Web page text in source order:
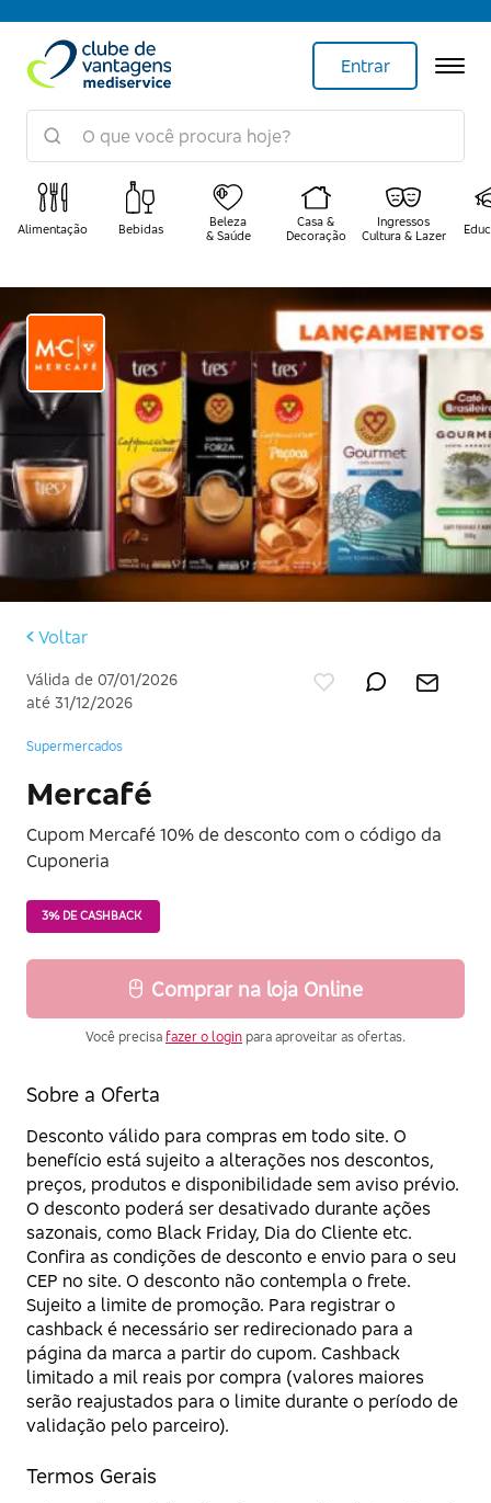
Entrar
Alimentação Bebidas
Beleza
& Saúde
Casa &
Decoração
Ingressos
Cultura & Lazer
Voltar
Válida de 07/01/2026
até 31/12/2026
Supermercados
Mercafé
Cupom Mercafé 10% de desconto com o código da
Cuponeria
3% DE CASHBACK
Comprar na loja Online
Você precisa fazer o login para aproveitar as ofertas.
Sobre a Oferta
Desconto válido para compras em todo site. O
benefício está sujeito a alterações nos descontos,
preços, produtos e disponibilidade sem aviso prévio.
O desconto poderá ser desativado durante ações
sazonais, como Black Friday, Dia do Cliente etc.
Confira as condições de desconto e envio para o seu
CEP no site. O desconto não contempla o frete.
Sujeito a limite de promoção. Para registrar o
cashback é necessário ser redirecionado para a
página da marca a partir do cupom. Cashback
limitado a mil reais por compra (valores maiores
serão reajustados para o limite durante o período de
validação pelo parceiro).
Termos Gerais